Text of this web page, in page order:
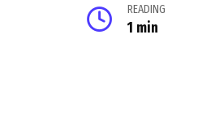
READING
1 min